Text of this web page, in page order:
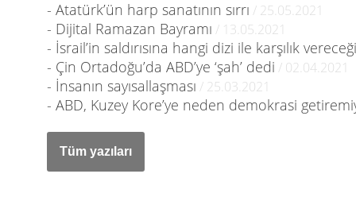
- Atatürk’ün harp sanatının sırrı / 25.05.2021
- Dijital Ramazan Bayramı / 13.05.2021
- İsrail’in saldırısına hangi dizi ile karşılık
- Çin Ortadoğu’da ABD’ye ‘şah’ dedi / 02.04.2021
- İnsanın sayısallaşması / 25.03.2021
- ABD, Kuzey Kore’ye neden demokrasi